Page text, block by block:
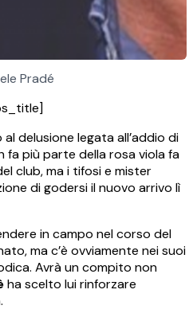
Pradé
delusione legata all’addio di
fa più parte della rosa viola fa
club, ma i tifosi e mister
di godersi il nuovo arrivo lì
in campo nel corso del
ma c’è ovviamente nei suoi
Avrà un compito non
ha scelto lui rinforzare